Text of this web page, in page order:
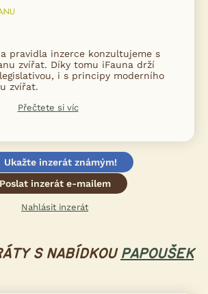
pravidla inzerce konzultujeme s
zvířat. Díky tomu iFauna drží
i s principy moderního
zvířat.
Přečtete si víc
Ukažte inzerát známým!
Poslat inzerát e-mailem
Nahlásit inzerát
S NABÍDKOU PAPOUŠEK